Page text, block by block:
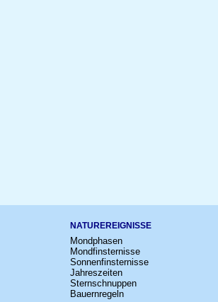
NATUREREIGNISSE
Mondphasen
Mondfinsternisse
Sonnenfinsternisse
Jahreszeiten
Sternschnuppen
Bauernregeln